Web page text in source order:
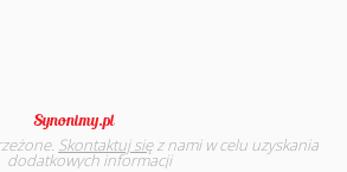
Skontaktuj sięz nami w celu uzyskania
dodatkowych informacji